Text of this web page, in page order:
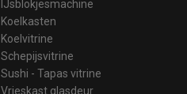
IJsblokjesmachine
Koelkasten
Koelvitrine
Schepijsvitrine
Sushi - Tapas vitrine
Vrieskast glasdeur